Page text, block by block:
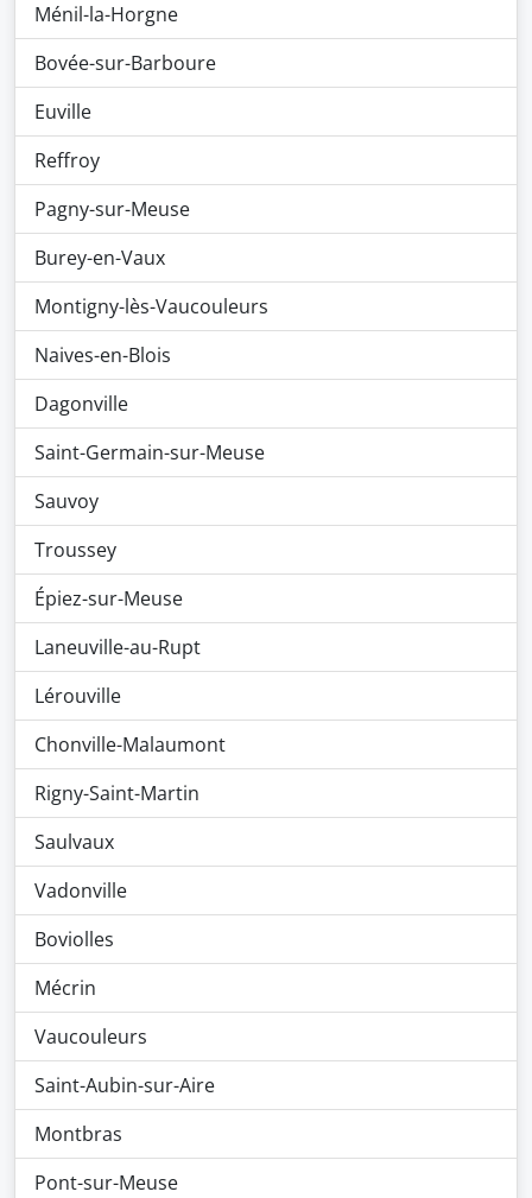
Ménil-la-Horgne
Bovée-sur-Barboure
Euville
Reffroy
Pagny-sur-Meuse
Burey-en-Vaux
Montigny-lès-Vaucouleurs
Naives-en-Blois
Dagonville
Saint-Germain-sur-Meuse
Sauvoy
Troussey
Épiez-sur-Meuse
Laneuville-au-Rupt
Lérouville
Chonville-Malaumont
Rigny-Saint-Martin
Saulvaux
Vadonville
Boviolles
Mécrin
Vaucouleurs
Saint-Aubin-sur-Aire
Montbras
Pont-sur-Meuse